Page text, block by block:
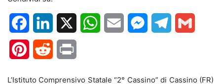
FacebookLinkedIn WhatsApp
Email MessengerTelegram
PinterestReddit
L’Istituto Comprensivo Statale “2° Cassino” di Cassino (FR)